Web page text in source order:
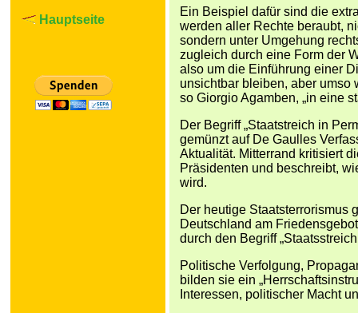
Hauptseite
Ein Beispiel dafür sind die
werden aller Rechte beraubt,
sondern unter Umgehung
zugleich durch eine Form der
also um die Einführung einer
unsichtbar bleiben, aber umso
so Giorgio Agamben, „in eine
Der Begriff „Staatstreich in
gemünzt auf De Gaulles
Aktualität. Mitterrand kritisiert
Präsidenten und beschreibt,
wird.
Der heutige Staatsterrorismus
Deutschland am
durch den Begriff
Politische Verfolgung,
bilden sie ein
Interessen, politischer Macht